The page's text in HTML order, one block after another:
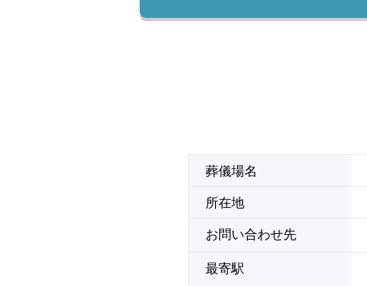
葬儀場名
所在地
お問い合わせ先
最寄駅